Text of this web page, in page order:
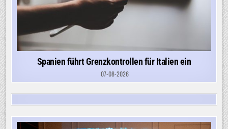
Spanien führt Grenzkontrollen für Italien ein
07-08-2026